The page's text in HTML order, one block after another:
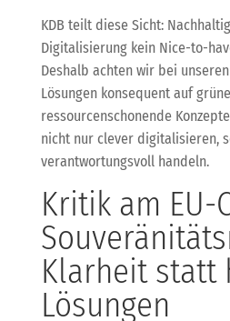
KDB teilt diese Sicht:
Digitalisierung kein Nice-to-
Deshalb achten wir bei
Lösungen konsequent auf
ressourcenschonende
nicht nur clever digitalisieren,
verantwortungsvoll handeln.
Kritik am EU-
Klarheit statt
Lösungen